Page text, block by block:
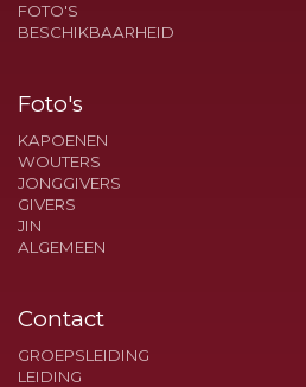
FOTO'S
BESCHIKBAARHEID
Foto's
KAPOENEN
WOUTERS
JONGGIVERS
GIVERS
JIN
ALGEMEEN
Contact
GROEPSLEIDING
LEIDING